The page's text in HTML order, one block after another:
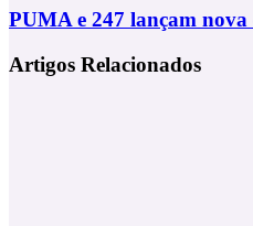
Quando
o
se
PUMA
247
lançam
PUMA e 247 lançam nova
Artigos Relacionados